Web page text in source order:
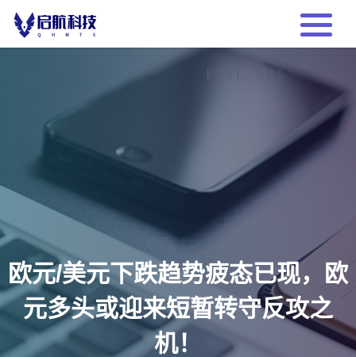
欧元/美元下跌趋势疲态已现，欧
元多头或迎来短暂转守反攻之
机！